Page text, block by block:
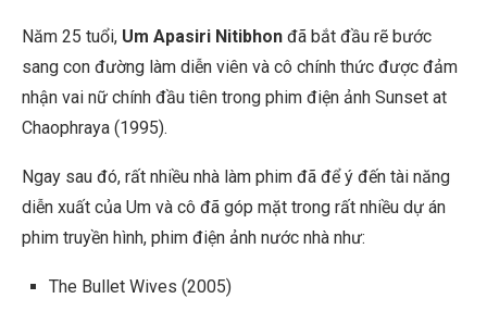
Năm 25 tuổi, Um Apasiri Nitibhon đã bắt đầu rẽ bước
sang con đường làm diễn viên và cô chính thức được đảm
nhận vai nữ chính đầu tiên trong phim điện ảnh Sunset at
Chaophraya (1995).
Ngay sau đó, rất nhiều nhà làm phim đã để ý đến tài năng
diễn xuất của Um và cô đã góp mặt trong rất nhiều dự án
phim truyền hình, phim điện ảnh nước nhà như:
The Bullet Wives (2005)